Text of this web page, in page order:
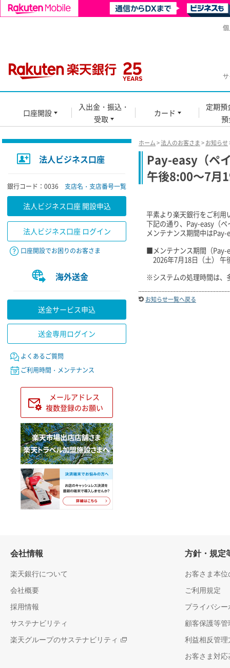
口座開設
入出金・振込・
受取
カード
定期預
ホーム>法人のお客さま>お知らせ
Pay-easy（ペ
午後8:00～7月
平素より楽天銀行をご利用
下記の通り、Pay-easy（
メンテナンス期間中は
■メンテナンス期間（Pay-
2026年7月18日（土） 午
※システムの処理時間は、
お知らせ一覧へ戻る
法人ビジネス口座
銀行コード：0036 支店名・支店番号一覧
法人ビジネス口座 開設申込
法人ビジネス口座 ログイン
口座開設でお困りのお客さま
海外送金
送金サービス申込
送金専用ログイン
よくあるご質問
ご利用時間・メンテナンス
メールアドレス
複数登録のお願い
会社情報
楽天銀行について
会社概要
採用情報
サステナビリティ
楽天グループのサステナビリティ
方針・規定
お客さま本
ご利用規定
プライバシー
顧客保護等管
利益相反管理
お客さま対応